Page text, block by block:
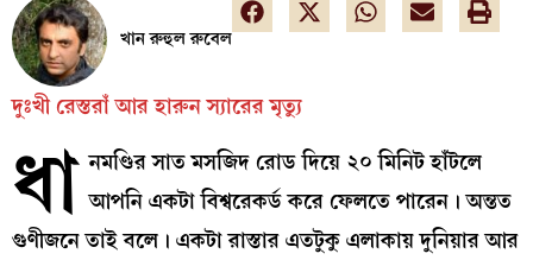
খান রুহুল রুবেল
দুঃখী রেস্তরাঁ আর হারুন স্যারের মৃত্যু
ধা নমণ্ডির সাত মসজিদ রোড দিয়ে ২০ মিনিট হাঁটলে
আপনি একটা বিশ্বরেকর্ড করে ফেলতে পারেন। অন্তত
গুণীজনে তাই বলে। একটা রাস্তার এতটুকু এলাকায় দুনিয়ার আর